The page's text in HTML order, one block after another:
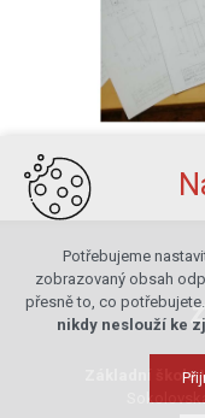
Základní škola
Potřebujeme
zobrazovaný obsah
přesně to, co
nikdy neslouží ke